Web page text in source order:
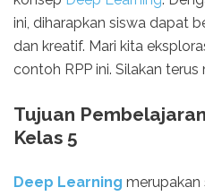
ini, diharapkan siswa dapat
dan kreatif. Mari kita
contoh RPP ini. Silakan
Tujuan
Kelas 5
Deep Learning merupakan